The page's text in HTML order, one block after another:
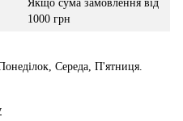
Якщо сума замовлення від
1000 грн
Середа, П'ятниця.